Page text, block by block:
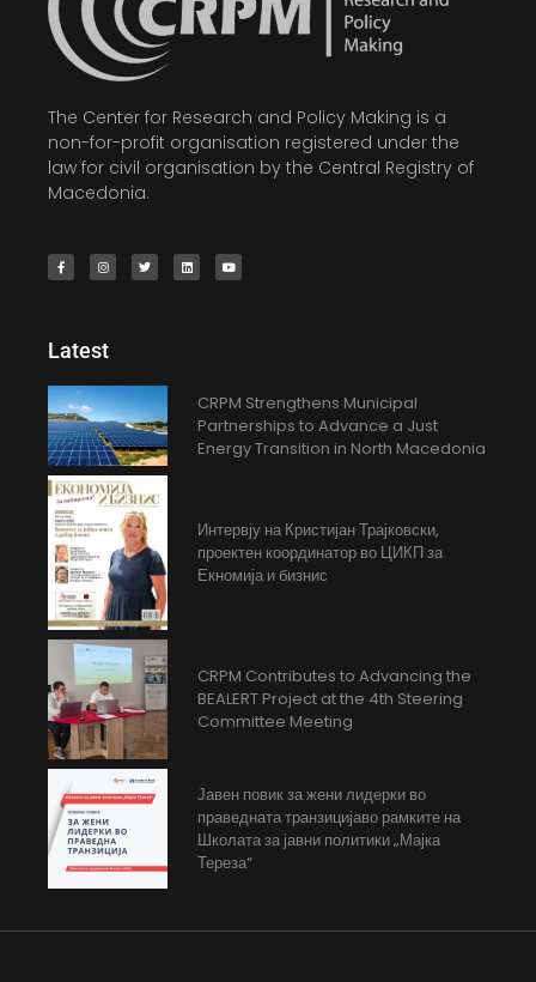
The Center for Research and Policy Making is a
non-for-profit organisation registered under the
law for civil organisation by the Central Registry of
Macedonia.
Latest
CRPM Strengthens Municipal
Partnerships to Advance a Just
Energy Transition in North Macedonia
Интервју на Кристијан Трајковски,
проектен координатор во ЦИКП за
Екномија и бизнис
CRPM Contributes to Advancing the
BEALERT Project at the 4th Steering
Committee Meeting
Јавен повик за жени лидерки во
праведната транзицијаво рамките на
Школата за јавни политики „Мајка
Тереза“